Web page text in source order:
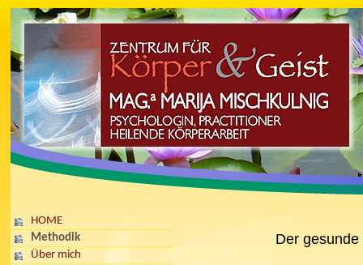
HOME
Methodik
Über mich
Der